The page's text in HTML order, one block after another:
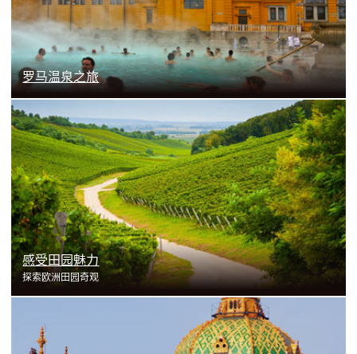
罗马温泉之旅
了解更多
感受田园魅力
探索欧洲田园奇观
了解更多